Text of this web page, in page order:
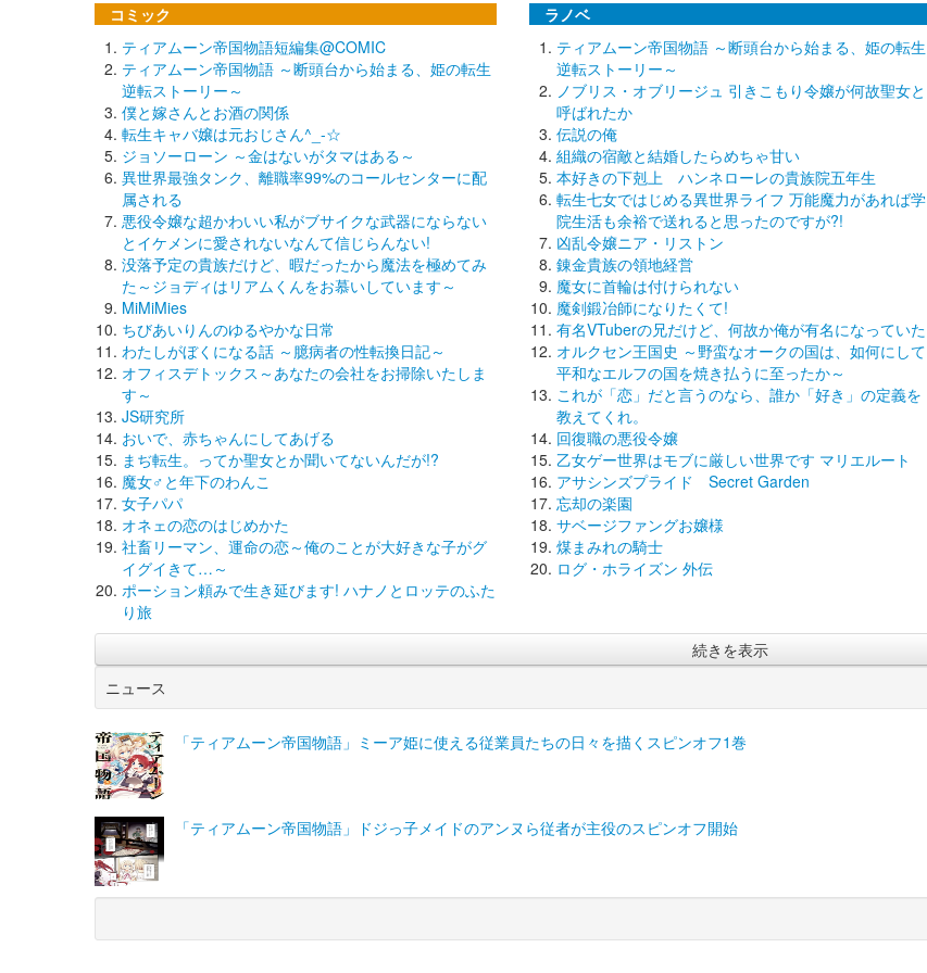
コミック
ティアムーン帝国物語短編集@COMIC
ティアムーン帝国物語 ～断頭台から始まる、姫の転生
逆転ストーリー～
僕と嫁さんとお酒の関係
転生キャバ嬢は元おじさん^_-☆
ジョソーローン ～金はないがタマはある～
異世界最強タンク、離職率99%のコールセンターに配
属される
悪役令嬢な超かわいい私がブサイクな武器にならない
とイケメンに愛されないなんて信じらんない!
没落予定の貴族だけど、暇だったから魔法を極めてみ
た～ジョディはリアムくんをお慕いしています～
MiMiMies
ちびあいりんのゆるやかな日常
わたしがぼくになる話 ～臆病者の性転換日記～
オフィスデトックス～あなたの会社をお掃除いたしま
す～
JS研究所
おいで、赤ちゃんにしてあげる
まぢ転生。ってか聖女とか聞いてないんだが!?
魔女♂と年下のわんこ
女子パパ
オネェの恋のはじめかた
社畜リーマン、運命の恋～俺のことが大好きな子がグ
イグイきて…～
ポーション頼みで生き延びます! ハナノとロッテのふた
り旅
ラノベ
ティアムーン帝国物語 ～断頭台から始まる、姫の転生
逆転ストーリー～
ノブリス・オブリージュ 引きこもり令嬢が何故聖女と
呼ばれたか
伝説の俺
組織の宿敵と結婚したらめちゃ甘い
本好きの下剋上 ハンネローレの貴族院五年生
転生七女ではじめる異世界ライフ 万能魔力があれば学
院生活も余裕で送れると思ったのですが?!
凶乱令嬢ニア・リストン
錬金貴族の領地経営
魔女に首輪は付けられない
魔剣鍛冶師になりたくて!
有名VTuberの兄だけど、何故か俺が有名になっていた
オルクセン王国史 ～野蛮なオークの国は、如何にして
平和なエルフの国を焼き払うに至ったか～
これが「恋」だと言うのなら、誰か「好き」の定義を
教えてくれ。
回復職の悪役令嬢
乙女ゲー世界はモブに厳しい世界です マリエルート
アサシンズプライド Secret Garden
忘却の楽園
サベージファングお嬢様
煤まみれの騎士
ログ・ホライズン 外伝
続きを表示
ニュース
「ティアムーン帝国物語」ミーア姫に使える従業員たちの日々を描くスピンオフ1巻
「ティアムーン帝国物語」ドジっ子メイドのアンヌら従者が主役のスピンオフ開始